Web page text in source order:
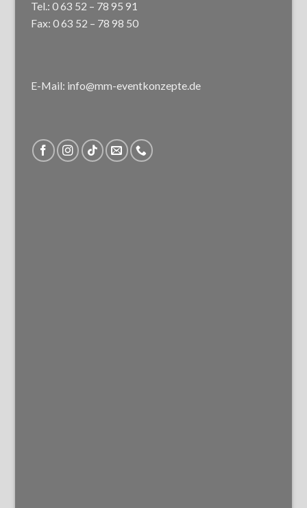
Tel.: 0 63 52 – 78 95 91
Fax: 0 63 52 – 78 98 50
E-Mail: info@mm-eventkonzepte.de